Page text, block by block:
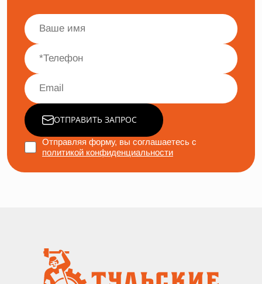
ОТПРАВИТЬ ЗАПРОС
Отправляя форму, вы соглашаетесь с
политикой конфиденциальности